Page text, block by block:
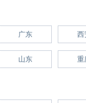
广东 西
山东 重